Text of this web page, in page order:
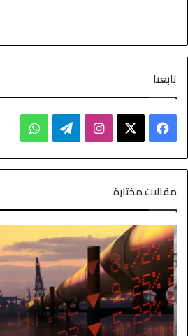
تابعنا
مقالات مختارة